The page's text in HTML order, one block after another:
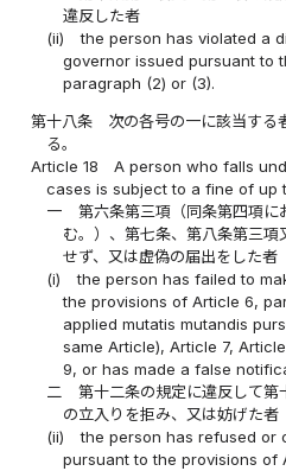
違反した者
(ii)
the person has violated a
governor issued pursuant to
paragraph (2) or (3).
第十八条
次の各号の一に該当する
る。
Article 18
A person who falls
cases is subject to a fine of up
一
第六条第三項（同条第四項に
む。）、第七条、第八条第三
せず、又は虚偽の届出をした者
(i)
the person has failed to
the provisions of Article 6,
applied mutatis mutandis
same Article), Article 7,
9, or has made a false
二
第十二条の規定に違反して
の立入りを拒み、又は妨げた者
(ii)
the person has refused or
pursuant to the provisions of